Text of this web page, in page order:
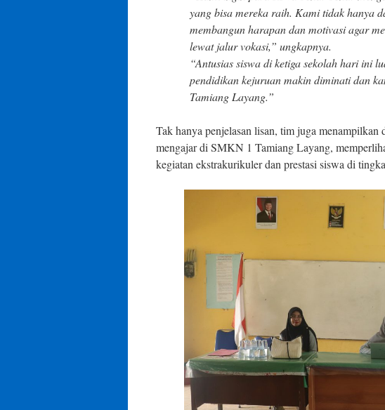
yang bisa mereka raih. Kami tidak hanya
membangun harapan dan motivasi agar
lewat jalur vokasi,” ungkapnya.
“Antusias siswa di ketiga sekolah hari ini
pendidikan kejuruan makin diminati dan
Tamiang Layang.”
Tak hanya penjelasan lisan, tim juga
mengajar di SMKN 1 Tamiang Layang,
kegiatan ekstrakurikuler dan prestasi siswa di